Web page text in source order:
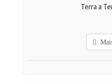
Terra a